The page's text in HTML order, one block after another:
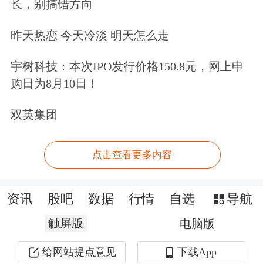
长，别搞错方向
昨天热恋 今天冷淡 明天怎么走
宇树科技：本次IPO发行价格150.8元，网上申
购日为8月10日！
双英集团
点击查看更多内容
资讯 股吧 数据 行情 自选 导航
触屏版 电脑版
给网站提点意见 下载App